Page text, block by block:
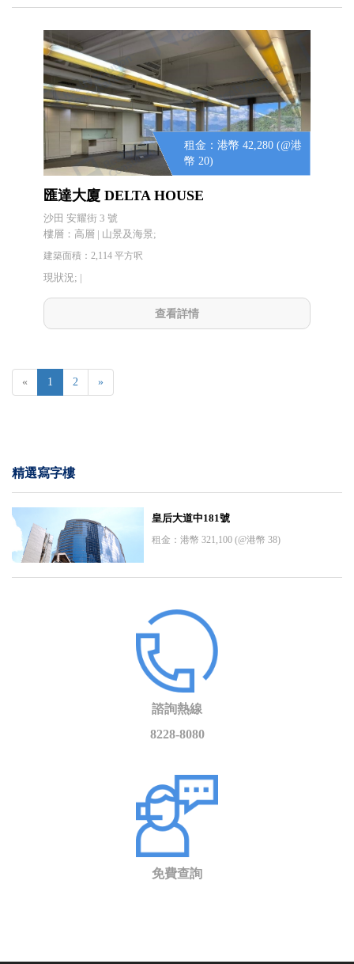
租金：港幣 42,280 (@港
幣 20)
匯達大廈 DELTA HOUSE
沙田 安耀街 3 號
樓層：高層 | 山景及海景;
建築面積：2,114 平方呎
現狀況; |
查看詳情
« 1 2 »
精選寫字樓
皇后大道中181號
租金：港幣 321,100 (@港幣 38)
諮詢熱線
8228-8080
免費查詢